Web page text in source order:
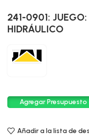
241-0901:
HIDRÁULICO
Agregar Presupuesto
Añadir a la lista de